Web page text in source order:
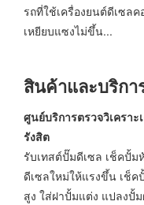
รถที่ใช้เครื่องยนต์ดีเซล
เหยียบแซงไม่ขึ้น...
สินค้าและบริกา
ศูนย์บริการตรวจวิเครา
รังสิต
รับเทสต์ปั๊มดีเซล เช็คปั้
ดีเซลใหม่ให้แรงขึ้น เช็
สูง ใส่ฝาปั้มแต่ง แปลงปั้ม